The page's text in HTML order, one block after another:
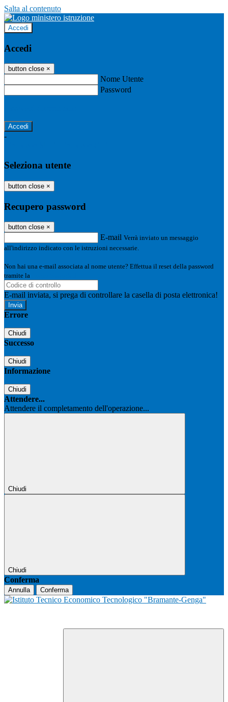
Salta al contenuto
Accedi
Accedi
button close ×
Nome Utente
Password
-
Seleziona utente
button close ×
Recupero password
button close ×
E-mail Verrà inviato un messaggio
all'indirizzo indicato con le istruzioni necessarie.
Non hai una e-mail associata al nome utente? Effettua il reset della password
tramite la
E-mail inviata, si prega di controllare la casella di posta elettronica!
Errore
Chiudi
Successo
Chiudi
Informazione
Chiudi
Attendere...
Attendere il completamento dell'operazione...
Chiudi
Chiudi
Conferma
Annulla Conferma